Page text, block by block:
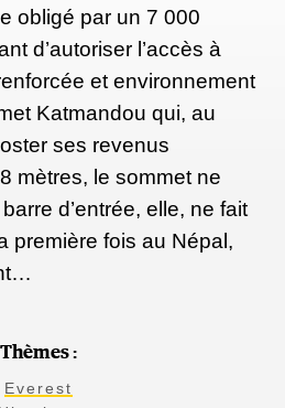
obligé par un 7 000
d’autoriser l’accès à
et environnement
Katmandou qui, au
ses revenus
mètres, le sommet ne
d’entrée, elle, ne fait
première fois au Népal,
Thèmes :
Everest